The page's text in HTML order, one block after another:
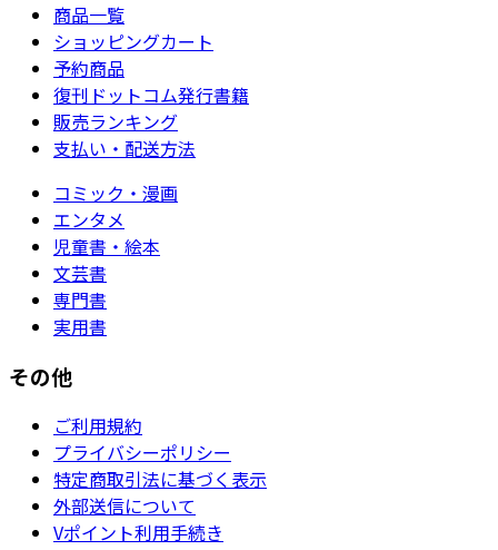
商品一覧
ショッピングカート
予約商品
復刊ドットコム発行書籍
販売ランキング
支払い・配送方法
コミック・漫画
エンタメ
児童書・絵本
文芸書
専門書
実用書
その他
ご利用規約
プライバシーポリシー
特定商取引法に基づく表示
外部送信について
Vポイント利用手続き